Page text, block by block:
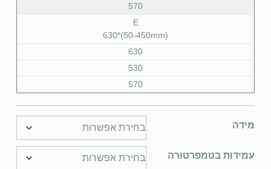
570
E
630*(50-450mm)
630
530
570
מידה
עמידות בטמפרטורה